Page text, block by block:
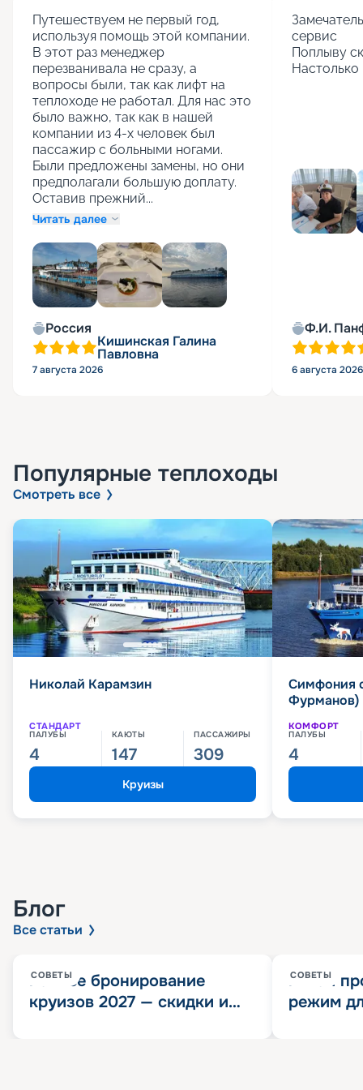
Путешествуем не первый год,
используя помощь этой компании.
В этот раз менеджер
перезванивала не сразу, а
вопросы были, так как лифт на
теплоходе не работал. Для нас это
было важно, так как в нашей
компании из 4-х человек был
пассажир с больными ногами.
Были предложены замены, но они
предполагали большую доплату.
Оставив прежний...
Читать далее
Россия
Кишинская Галина
Павловна
7 августа 2026
сервис
Поплыву
Ф.И.
6 августа 2026
Популярные теплоходы
Смотреть все
Николай Карамзин
СТАНДАРТ
ПАЛУБЫ
4
КАЮТЫ
147
ПАССАЖИРЫ
309
Круизы
Симфония
Фурманов)
КОМФОРТ
ПАЛУБЫ
4
Блог
Все статьи
СОВЕТЫ
Раннее бронирование
круизов 2027 — скидки и
СОВЕТЫ
Китай
режим